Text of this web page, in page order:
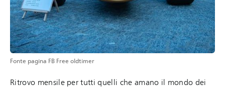
Fonte pagina FB Free oldtimer
Ritrovo mensile per tutti quelli che amano il mondo dei